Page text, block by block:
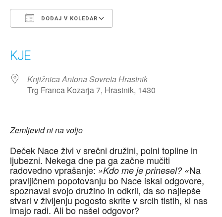
DODAJ V KOLEDAR
KJE
Knjižnica Antona Sovreta Hrastnik
Trg Franca Kozarja 7, Hrastnik, 1430
Zemljevid ni na voljo
Deček Nace živi v srečni družini, polni topline in
ljubezni. Nekega dne pa ga začne mučiti
radovedno vprašanje:»Kdo me je prinesel? «Na
pravljičnem popotovanju bo Nace iskal odgovore,
spoznaval svojo družino in odkril, da so najlepše
stvari v življenju pogosto skrite v srcih tistih, ki nas
imajo radi. Ali bo našel odgovor?